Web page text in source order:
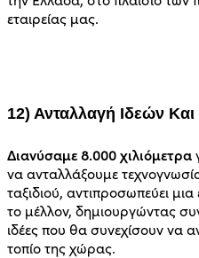
εταιρείας μας.
12) Ανταλλαγή Ιδεών
Διανύσαμε 8.000 χιλιόμετρα
να ανταλλάξουμε
ταξιδιού, αντιπροσωπεύει
το μέλλον, δημιουργώντας
ιδέες που θα συνεχίσουν να
τοπίο της χώρας.